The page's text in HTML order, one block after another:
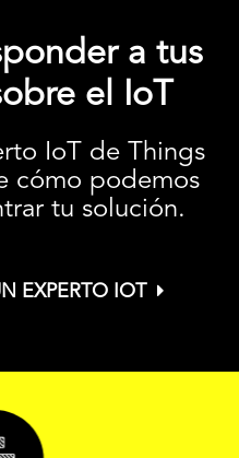
a tus
el IoT
IoT de Things
cómo podemos
tu solución.
EXPERTO IOT